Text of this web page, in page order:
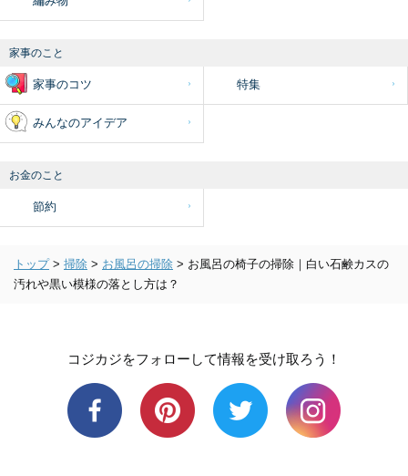
家事のこと
家事のコツ 特集
みんなのアイデア
お金のこと
節約
トップ > 掃除 > お風呂の掃除 > お風呂の椅子の掃除｜白い石鹸カスの
汚れや黒い模様の落とし方は？
コジカジをフォローして情報を受け取ろう！